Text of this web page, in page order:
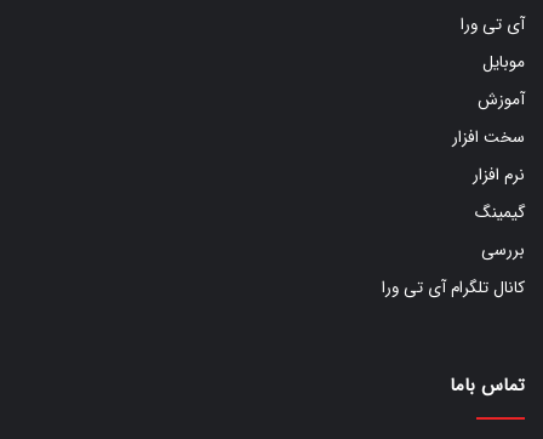
آی تی ورا
موبایل
آموزش
سخت افزار
نرم افزار
گیمینگ
بررسی
کانال تلگرام آی تی ورا
تماس باما